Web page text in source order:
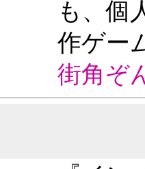
も、個
作ゲー
街角ぞ